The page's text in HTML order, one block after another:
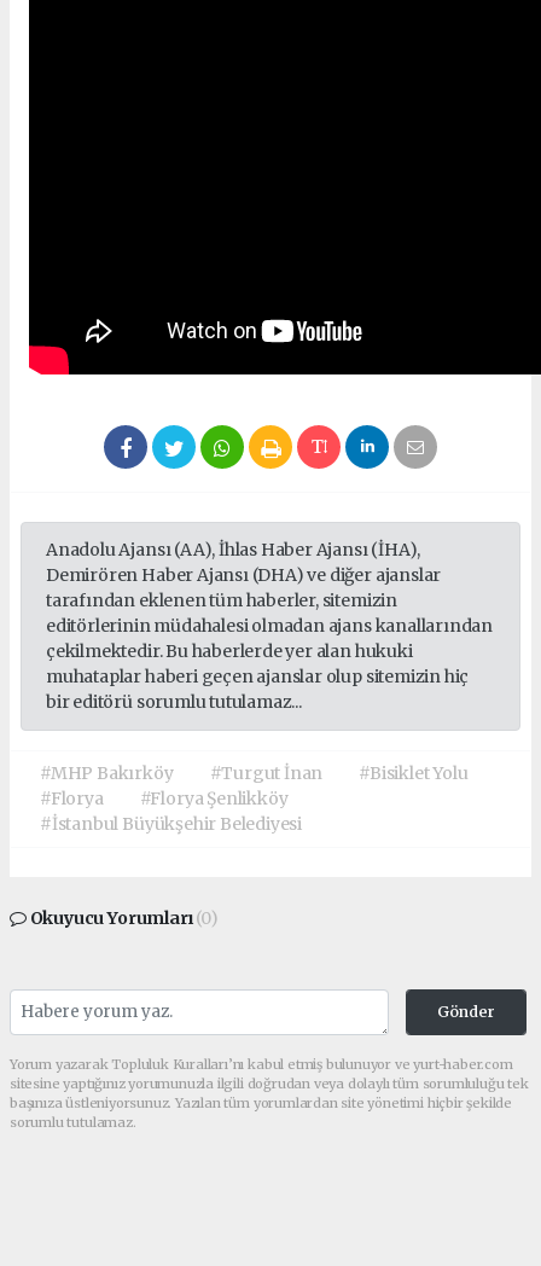
Anadolu Ajansı (AA), İhlas Haber Ajansı (İHA),
Demirören Haber Ajansı (DHA) ve diğer ajanslar
tarafından eklenen tüm haberler, sitemizin
editörlerinin müdahalesi olmadan ajans kanallarından
çekilmektedir. Bu haberlerde yer alan hukuki
muhataplar haberi geçen ajanslar olup sitemizin hiç
bir editörü sorumlu tutulamaz...
#MHP Bakırköy #Turgut İnan
#Bisiklet Yolu
#Florya
#Florya Şenlikköy
#İstanbul Büyükşehir Belediyesi
Okuyucu Yorumları(0)
Gönder
Yorum yazarak Topluluk Kuralları’nı kabul etmiş bulunuyor ve yurt-haber.com
sitesine yaptığınız yorumunuzla ilgili doğrudan veya dolaylı tüm sorumluluğu tek
başınıza üstleniyorsunuz. Yazılan tüm yorumlardan site yönetimi hiçbir şekilde
sorumlu tutulamaz.